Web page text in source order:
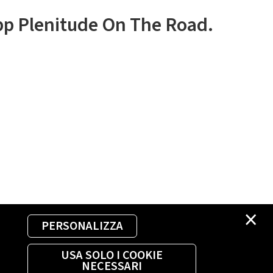
×
PERSONALIZZA
USA SOLO I COOKIE
NECESSARI
Plenitude On The Road.